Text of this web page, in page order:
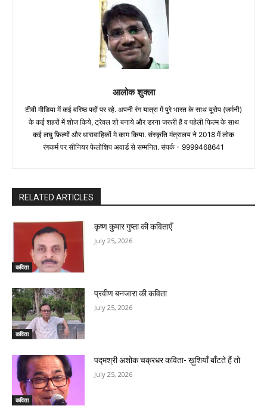
आलोक शुक्ला
टीवी मीडिया में कई वरिष्ठ पदों पर रहे. अपनी रंग यात्रा में पुरे भारत के साथ यूरोप (जर्मनी)
के कई शहरों में शोज किये, ट्रेवल शो बनाये और डरना जरूरी है व पहेली फिल्म के साथ
कई लघु फ़िल्मों और धारावाहिकों मे काम किया. संस्कृति मंत्रालय ने 2018 में लोक
रंगकर्म पर सीनियर फेलोशिप अवार्ड से सम्मनित. संपर्क - 9999468641
RELATED ARTICLES
कविता
कृष्ण कुमार गुप्ता की कविताएँ
July 25, 2026
कविता
प्रवीण बनजारा की कविता
July 25, 2026
कविता
पद्मश्री अशोक चक्रधर कविता- ख़ुशियाँ बाँटते हैं तो
July 25, 2026